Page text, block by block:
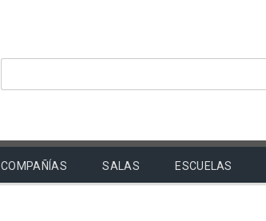
COMPAÑÍAS SALAS ESCUELAS